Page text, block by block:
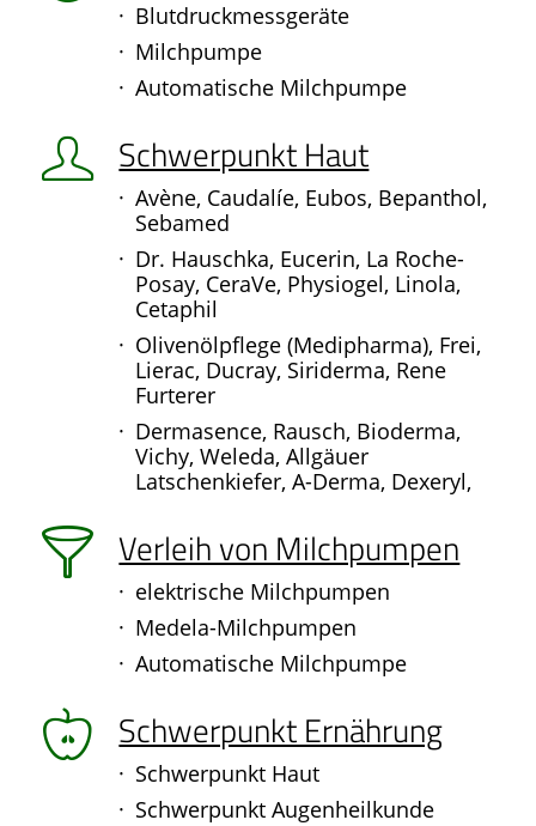
Blutdruckmessgeräte
Milchpumpe
Automatische Milchpumpe
Schwerpunkt Haut
Avène, Caudalíe, Eubos, Bepanthol,
Sebamed
Dr. Hauschka, Eucerin, La Roche-
Posay, CeraVe, Physiogel, Linola,
Cetaphil
Olivenölpflege (Medipharma), Frei,
Lierac, Ducray, Siriderma, Rene
Furterer
Dermasence, Rausch, Bioderma,
Vichy, Weleda, Allgäuer
Latschenkiefer, A-Derma, Dexeryl,
Verleih von Milchpumpen
elektrische Milchpumpen
Medela-Milchpumpen
Automatische Milchpumpe
Schwerpunkt Ernährung
Schwerpunkt Haut
Schwerpunkt Augenheilkunde